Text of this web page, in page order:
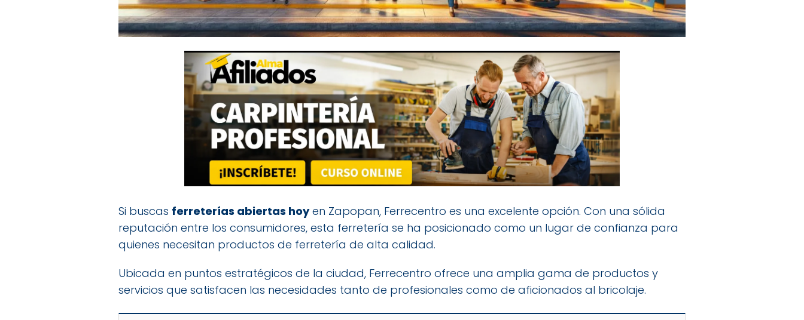
Si buscas ferreterías abiertas hoyen Zapopan, Ferrecentro es una excelente opción. Con una sólida
reputación entre los consumidores, esta ferretería se ha posicionado como un lugar de confianza para
quienes necesitan productos de ferretería de alta calidad.
Ubicada en puntos estratégicos de la ciudad, Ferrecentro ofrece una amplia gama de productos y
servicios que satisfacen las necesidades tanto de profesionales como de aficionados al bricolaje.